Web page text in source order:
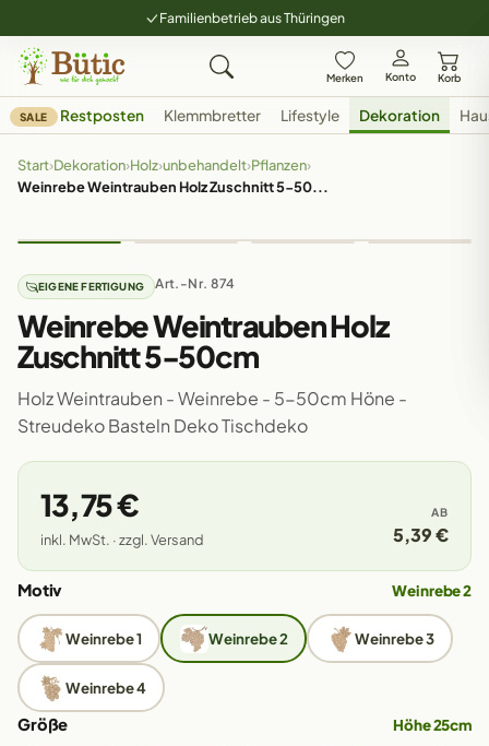
Familienbetrieb aus Thüringen
Merken Konto Korb
SALE Restposten Klemmbretter Lifestyle Dekoration
Start›Dekoration›Holz›unbehandelt›Pflanzen›
Weinrebe Weintrauben Holz Zuschnitt 5-50...
EIGENE FERTIGUNG Art.-Nr. 874
Weinrebe Weintrauben Holz
Zuschnitt 5-50cm
Holz Weintrauben - Weinrebe - 5-50cm Höne -
Streudeko Basteln Deko Tischdeko
13,75 €
inkl. MwSt. · zzgl. Versand
AB
5,39 €
Motiv Weinrebe 2
Weinrebe 1 Weinrebe 2 Weinrebe 3
Weinrebe 4
Größe Höhe 25cm